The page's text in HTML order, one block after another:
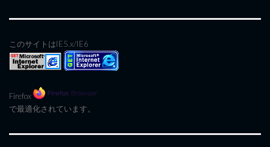
このサイトはIE5.x/IE6
Firefox
で最適化されています。